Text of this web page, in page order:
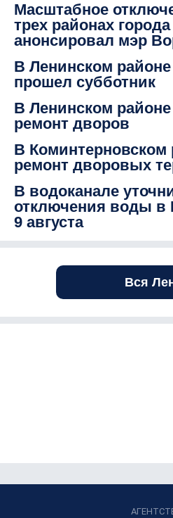
Масштабное
трех районах
анонсировал мэр
В Ленинском
прошел субботник
В Ленинском
ремонт дворов
В Коминтерновском
ремонт дворовых
В водоканале
отключения воды в
9 августа
Вся